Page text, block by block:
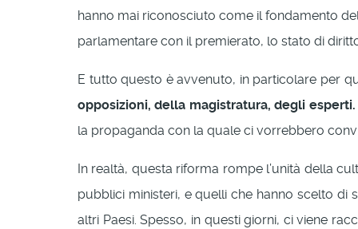
hanno mai riconosciuto come il fondamento
parlamentare con il premierato, lo stato di
E tutto questo è avvenuto, in particolare per
opposizioni, della magistratura, degli esperti.
la propaganda con la quale ci vorrebbero
In realtà, questa riforma rompe l’unità della
pubblici ministeri, e quelli che hanno scelto di
altri Paesi. Spesso, in questi giorni, ci viene